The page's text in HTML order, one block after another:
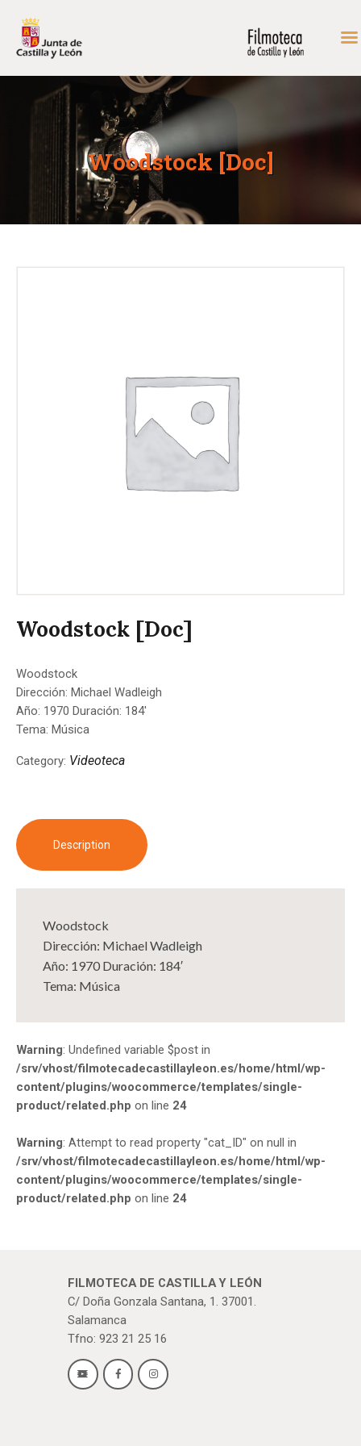
Woodstock [Doc]
INICIO
FONDOS DE CONSULTA
PROGRAMACIÓN
EXPOSICIONES
DIDÁCTICA
Woodstock [Doc]
Woodstock
Dirección: Michael Wadleigh
Año: 1970 Duración: 184′
Tema: Música
Category: Videoteca
Description
Woodstock
Dirección: Michael Wadleigh
Año: 1970 Duración: 184′
Tema: Música
Warning: Undefined variable $post in
/srv/vhost/filmotecadecastillayleon.es/home/html/wp-
content/plugins/woocommerce/templates/single-
product/related.php on line 24
Warning: Attempt to read property "cat_ID" on null in
/srv/vhost/filmotecadecastillayleon.es/home/html/wp-
content/plugins/woocommerce/templates/single-
product/related.php on line 24
FILMOTECA DE CASTILLA Y LEÓN
C/ Doña Gonzala Santana, 1. 37001.
Salamanca
Tfno: 923 21 25 16